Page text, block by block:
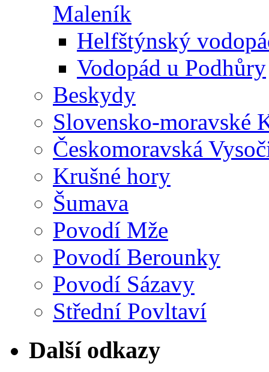
Maleník
Helfštýnský
Vodopád u Podhůry
Beskydy
Slovensko-moravské
Českomoravská
Krušné hory
Šumava
Povodí Mže
Povodí Berounky
Povodí Sázavy
Střední Povltaví
Další odkazy